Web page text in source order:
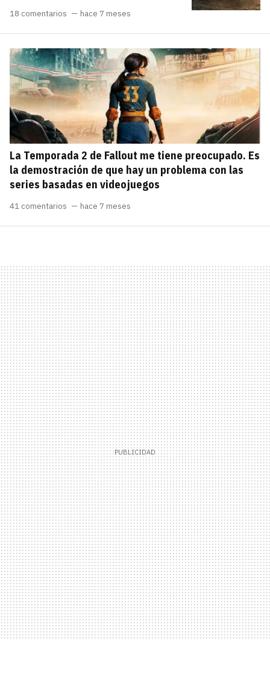
18 comentarios hace 7 meses
La Temporada 2 de Fallout me tiene preocupado. Es
la demostración de que hay un problema con las
series basadas en videojuegos
41 comentarios hace 7 meses